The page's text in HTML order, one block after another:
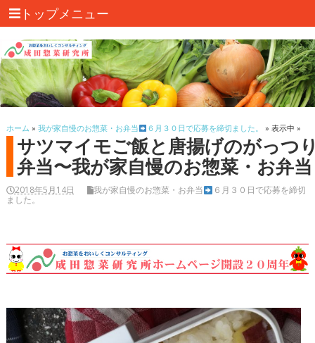
トップメニュー
ホーム » 我が家自慢のお惣菜・お弁当 ６月３０日で応募を締切ました。 » 表示中 »
サツマイモご飯と唐揚げのがっつ
弁当〜我が家自慢のお惣菜・お弁当
2018年5月14日 我が家自慢のお惣菜・お弁当
６月３０日で応募を締切
ました。